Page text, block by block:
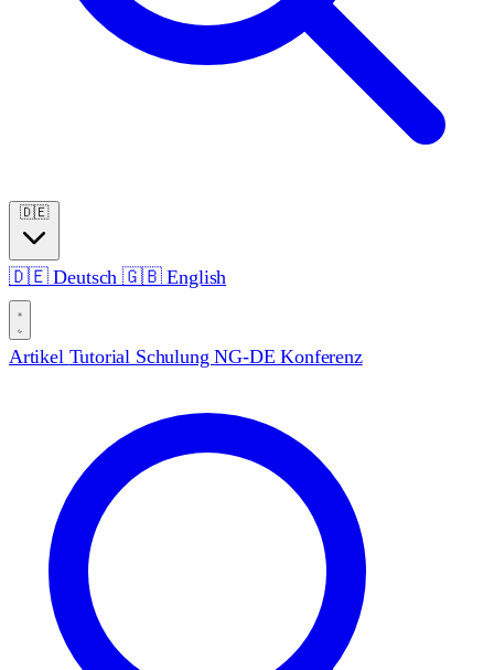
🇩🇪
🇩🇪Deutsch🇬🇧English
Artikel Tutorial SchulungNG-DE Konferenz